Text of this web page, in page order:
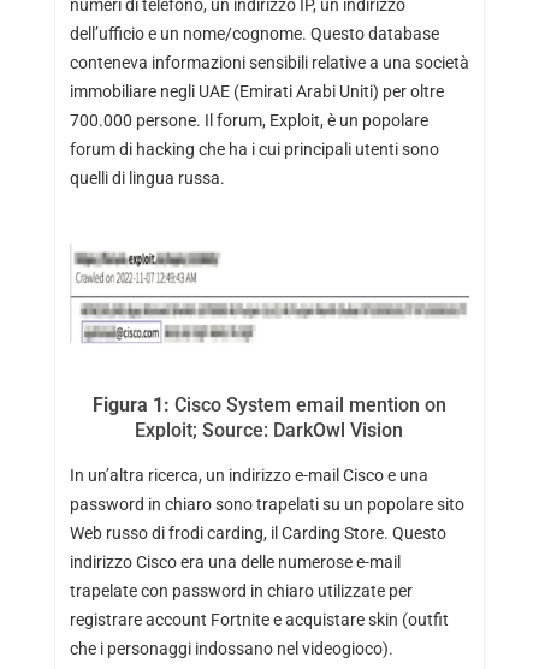
numeri di telefono, un indirizzo IP, un indirizzo
dell’ufficio e un nome/cognome. Questo database
conteneva informazioni sensibili relative a una società
immobiliare negli UAE (Emirati Arabi Uniti) per oltre
700.000 persone. Il forum, Exploit, è un popolare
forum di hacking che ha i cui principali utenti sono
quelli di lingua russa.
Figura 1: Cisco System email mention on
Exploit; Source: DarkOwl Vision
In un’altra ricerca, un indirizzo e-mail Cisco e una
password in chiaro sono trapelati su un popolare sito
Web russo di frodi carding, il Carding Store. Questo
indirizzo Cisco era una delle numerose e-mail
trapelate con password in chiaro utilizzate per
registrare account Fortnite e acquistare skin (outfit
che i personaggi indossano nel videogioco).